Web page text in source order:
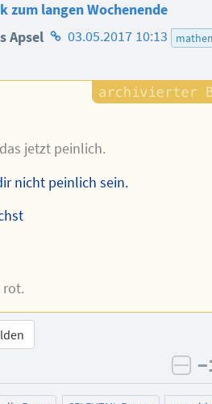
zum langen Wochenende
Apsel Homepage
Autors
03.05.2017 10:13
jetzt peinlich.
nicht peinlich sein.
rot.